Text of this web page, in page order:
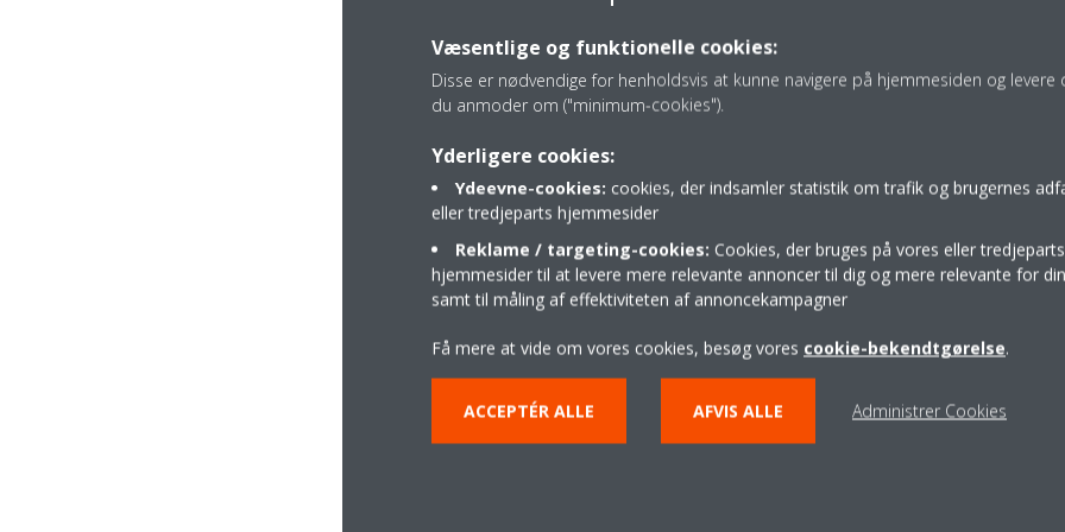
For fugtig lufter også skadelig og fører til kondensering,
Behovet for ventilation er ikke altid mærkbart eller synligt.
skimmelsvamp, kan der være flere skadelige stoffer, CO2
Ventilation er afgørende
Det er derfor meget vigtigt, at din bolig altid er godt
ventilation" på grund af utætheder. I nye huse er
næppe kan slippe ud. At åbne vinduerne hver dag i 10
allerede en god start. Men den fortrænger kun luften,
luftfugtigheden eller luftkvaliteten. Det er derfor ikke en
skimmelsvamp i små nicher.
Kontinuerlig ventilation
. Uden
Væsentlige og funktionelle cookies:
Disse er nødvendige for henholdsvis at kunne navigere på hjemmesiden og levere
du anmoder om ("minimum-cookies").
Yderligere cookies:
Ydeevne-cookies: cookies, der indsamler statistik om trafik og brugernes
eller tredjeparts hjemmesider
Reklame / targeting-cookies: Cookies, der bruges på vores eller tredjeparts
hjemmesider til at levere mere relevante annoncer til dig og mere relevante for
samt til måling af effektiviteten af annoncekampagner
Få mere at vide om vores cookies, besøg vores cookie-bekendtgørelse.
ACCEPTÉR ALLE AFVIS ALLE Administrer Cookies